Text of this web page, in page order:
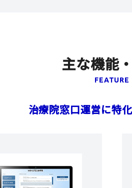
主な機能
FEATURE
治療院窓口運営に特